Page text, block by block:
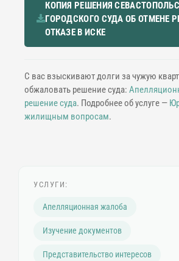
КОПИЯ РЕШЕНИЯ
ГОРОДСКОГО СУДА ОБ ОТМЕНЕ
ОТКАЗЕ В ИСКЕ
С вас взыскивают долги за чужую
обжаловать решение суда:
решение суда. Подробнее об услуге —
жилищным вопросам.
УСЛУГИ:
Апелляционная жалоба
Изучение документов
Представительство интересов